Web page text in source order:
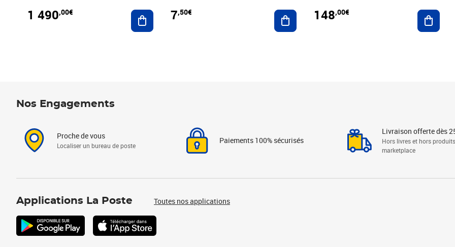
1 490,00€ Ajouter au panier
7,50€ Ajouter au panier
148,00€
Nos Engagements
Proche de vous
Localiser un bureau de poste
Paiements 100% sécurisés
Livraison offerte dès
Hors livres et hors produits
marketplace
Applications La Poste Toutes nos applications